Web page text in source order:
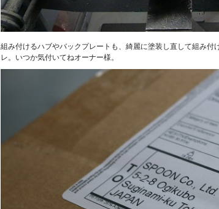
組み付けるハブやバックプレートも、綺麗に塗装し直して組み付
レ。いつか気付いてねオーナー様。